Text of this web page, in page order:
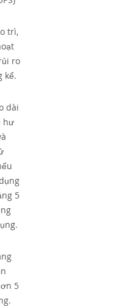
trì,
ro
kể.
dài
hư
5
5